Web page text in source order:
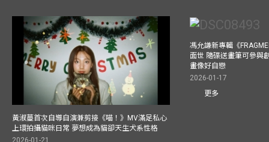
黃淑蔓首次自導自演兼剪接《喵！》MV滿足私心
上環拍攝貓咪日常 夢想成為貓卻天生犬系性格
2026-01-21
馮允謙新專輯《
面世 隨碟送畫筆可參與
畫像好自戀
2026-01-17
更多